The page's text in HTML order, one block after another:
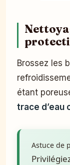
Brossez les
étant
trace d’eau
Astuce de